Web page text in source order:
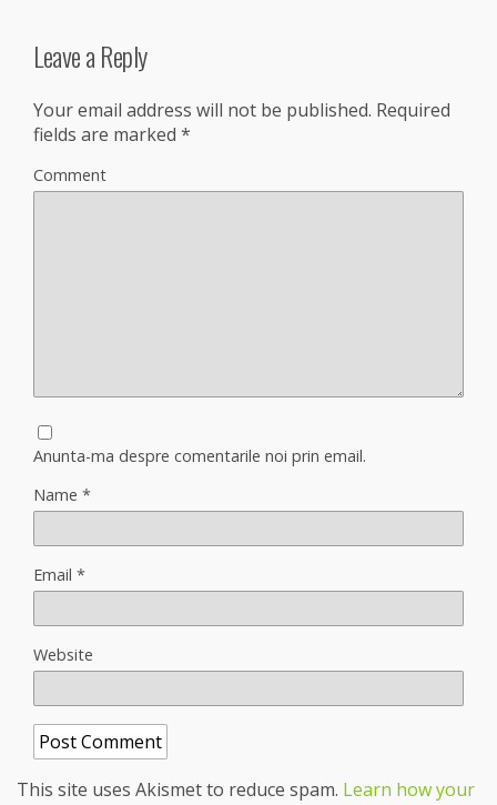
Leave a Reply
Your email address will not be published. Required
fields are marked *
Comment
Anunta-ma despre comentarile noi prin email.
Name *
Email *
Website
This site uses Akismet to reduce spam. Learn how your